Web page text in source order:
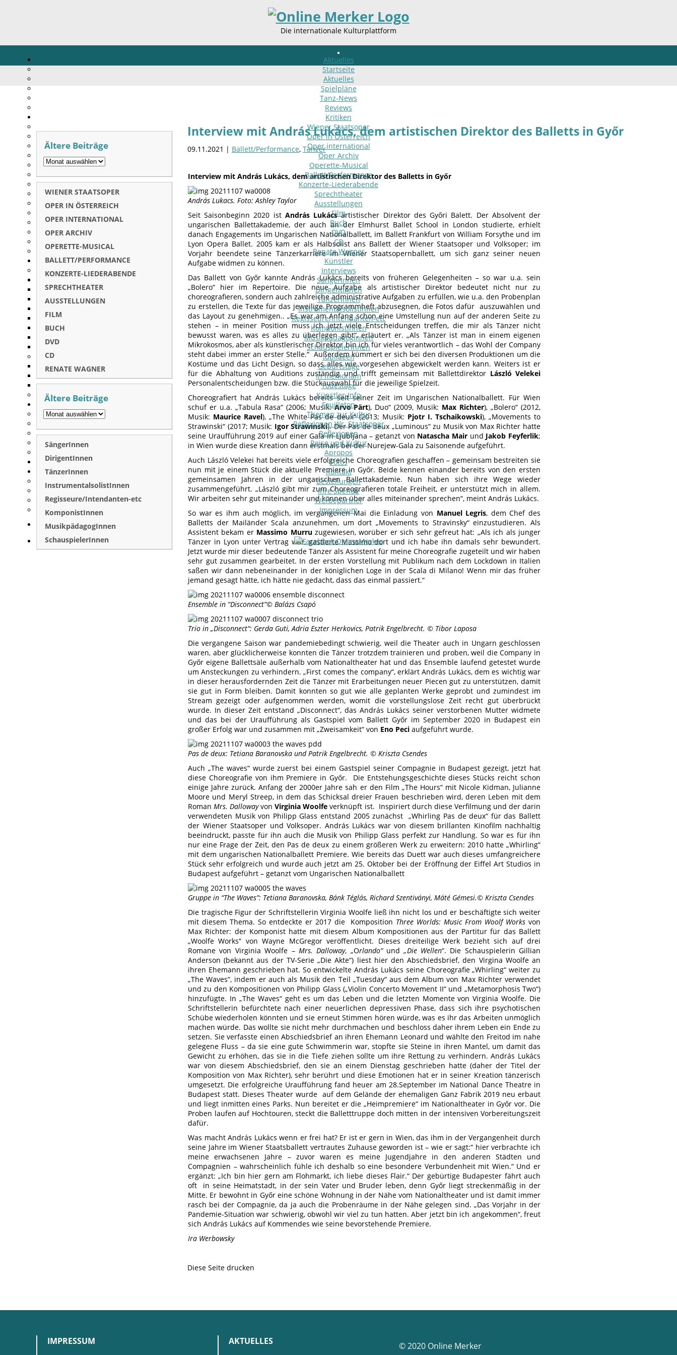
Die internationale Kulturplattform
Aktuelles
Startseite
Aktuelles
Spielpläne
Tanz-News
Reviews
Kritiken
Wiener Staatsoper
Oper in Österreich
Oper international
Oper Archiv
Operette-Musical
Ballett/Performance
Konzerte-Liederabende
Sprechtheater
Ausstellungen
Film
Buch
DVD
CD
Renate Wagner
Künstler
Interviews
SängerInnen
DirigentInnen
TänzerInnen
InstrumentalsolistInnen
Regisseure/Intendanten-etc
KomponistInnen
MusikpädagogInnen
SchauspielerInnen
Jubilaeen
Geburtstage
In memoriam
Todestage
Künstler-Info
Feuilleton
Themen zur Kultur
Reflexionen Wr. Staatsoper
Reflexionen
Reise und Kultur
Apropos
Fotos
Kontakt
Bestellungen
Ihre Spende
Werbepartner
Impressum
Interview mit András Lukács, dem artistischen Direktor des Balletts in Győr
09.11.2021 | Ballett/Performance, Tänzer
Interview mit András Lukács, dem artistischen Direktor des Balletts in Győr
András Lukacs. Foto: Ashley Taylor
Seit Saisonbeginn 2020 ist András Lukácsartistischer Direktor des Győri Balett. Der Absolvent der
ungarischen Ballettakademie, der auch an der Elmhurst Ballet School in London studierte, erhielt
danach Engagements im Ungarischen Nationalballett, im Ballett Frankfurt von William Forsythe und im
Lyon Opera Ballet. 2005 kam er als Halbsolist ans Ballett der Wiener Staatsoper und Volksoper; im
Vorjahr beendete seine Tänzerkarriere im Wiener Staatsopernballett, um sich ganz seiner neuen
Aufgabe widmen zu können.
Das Ballett von Győr kannte András Lukács bereits von früheren Gelegenheiten – so war u.a. sein
„Bolero“ hier im Repertoire. Die neue Aufgabe als artistischer Direktor bedeutet nicht nur zu
choreografieren, sondern auch zahlreiche administrative Aufgaben zu erfüllen, wie u.a. den Probenplan
zu erstellen, die Texte für das jeweilige Programmheft abzusegnen, die Fotos dafür auszuwählen und
das Layout zu genehmigen.. „Es war am Anfang schon eine Umstellung nun auf der anderen Seite zu
stehen – in meiner Position muss ich jetzt viele Entscheidungen treffen, die mir als Tänzer nicht
bewusst waren, was es alles zu überlegen gibt“, erläutert er. „Als Tänzer ist man in einem eigenen
Mikrokosmos, aber als künstlerischer Direktor bin ich für vieles verantwortlich – das Wohl der Company
steht dabei immer an erster Stelle.“ Außerdem kümmert er sich bei den diversen Produktionen um die
Kostüme und das Licht Design, so dass alles wie vorgesehen abgewickelt werden kann. Weiters ist er
für die Abhaltung von Auditions zuständig und trifft gemeinsam mit Ballettdirektor László Velekei
Personalentscheidungen bzw. die Stückauswahl für die jeweilige Spielzeit.
Choreografiert hat András Lukács bereits seit seiner Zeit im Ungarischen Nationalballett. Für Wien
schuf er u.a. „Tabula Rasa“ (2006; Musik:Arvo Pärt), Duo“ (2009, Musik: Max Richter), „Bolero“ (2012,
Musik: Maurice Ravel), „The White Pas de deux“ (2013; Musik: Pjotr I. Tschaikowski), „Movements to
Strawinski“ (2017; Musik: Igor Strawinski). Der Pas de deux „Luminous“ zu Musik von Max Richter hatte
seine Uraufführung 2019 auf einer Gala in Ljubljana – getanzt von Natascha Mair und Jakob Feyferlik;
in Wien wurde diese Kreation dann erstmals bei der Nurejew-Gala zu Saisonende aufgeführt.
Auch László Velekei hat bereits viele erfolgreiche Choreografien geschaffen – gemeinsam bestreiten sie
nun mit je einem Stück die aktuelle Premiere in Győr. Beide kennen einander bereits von den ersten
gemeinsamen Jahren in der ungarischen Ballettakademie. Nun haben sich ihre Wege wieder
zusammengeführt. „László gibt mir zum Choreografieren totale Freiheit, er unterstützt mich in allem.
Wir arbeiten sehr gut miteinander und können über alles miteinander sprechen“, meint András Lukács.
So war es ihm auch möglich, im vergangenen Mai die Einladung von Manuel Legris, dem Chef des
Balletts der Mailänder Scala anzunehmen, um dort „Movements to Stravinsky“ einzustudieren. Als
Assistent bekam er Massimo Murruzugewiesen, worüber er sich sehr gefreut hat: „Als ich als junger
Tänzer in Lyon unter Vertrag war, gastierte Massimo dort und ich habe ihn damals sehr bewundert.
Jetzt wurde mir dieser bedeutende Tänzer als Assistent für meine Choreografie zugeteilt und wir haben
sehr gut zusammen gearbeitet. In der ersten Vorstellung mit Publikum nach dem Lockdown in Italien
saßen wir dann nebeneinander in der königlichen Loge in der Scala di Milano! Wenn mir das früher
jemand gesagt hätte, ich hätte nie gedacht, dass das einmal passiert.“
Ensemble in “Disconnect”© Balázs Csapó
Trio in „Disconnect“: Gerda Guti, Adria Eszter Herkovics, Patrik Engelbrecht. © Tibor Laposa
Die vergangene Saison war pandemiebedingt schwierig, weil die Theater auch in Ungarn geschlossen
waren, aber glücklicherweise konnten die Tänzer trotzdem trainieren und proben, weil die Company in
Győr eigene Ballettsäle außerhalb vom Nationaltheater hat und das Ensemble laufend getestet wurde
um Ansteckungen zu verhindern. „First comes the company“, erklärt András Lukács, dem es wichtig war
in dieser herausfordernden Zeit die Tänzer mit Erarbeitungen neuer Piecen gut zu unterstützen, damit
sie gut in Form bleiben. Damit konnten so gut wie alle geplanten Werke geprobt und zumindest im
Stream gezeigt oder aufgenommen werden, womit die vorstellungslose Zeit recht gut überbrückt
wurde. In dieser Zeit entstand „Disconnect“, das András Lukács seiner verstorbenen Mutter widmete
und das bei der Uraufführung als Gastspiel vom Ballett Győr im September 2020 in Budapest ein
großer Erfolg war und zusammen mit „Zweisamkeit“ von Eno Peci aufgeführt wurde.
Pas de deux: Tetiana Baranovska und Patrik Engelbrecht. © Kriszta Csendes
Auch „The waves“ wurde zuerst bei einem Gastspiel seiner Compagnie in Budapest gezeigt, jetzt hat
diese Choreografie von ihm Premiere in Győr. Die Entstehungsgeschichte dieses Stücks reicht schon
einige Jahre zurück. Anfang der 2000er Jahre sah er den Film „The Hours“ mit Nicole Kidman, Julianne
Moore und Meryl Streep, in dem das Schicksal dreier Frauen beschrieben wird, deren Leben mit dem
RomanMrs. DallowayvonVirginia Woolfe verknüpft ist. Inspiriert durch diese Verfilmung und der darin
verwendeten Musik von Philipp Glass entstand 2005 zunächst „Whirling Pas de deux“ für das Ballett
der Wiener Staatsoper und Volksoper. András Lukács war von diesem brillanten Kinofilm nachhaltig
beeindruckt, passte für ihn auch die Musik von Philipp Glass perfekt zur Handlung. So war es für ihn
nur eine Frage der Zeit, den Pas de deux zu einem größeren Werk zu erweitern: 2010 hatte „Whirling“
mit dem ungarischen Nationalballett Premiere. Wie bereits das Duett war auch dieses umfangreichere
Stück sehr erfolgreich und wurde auch jetzt am 25. Oktober bei der Eröffnung der Eiffel Art Studios in
Budapest aufgeführt – getanzt vom Ungarischen Nationalballett
Gruppe in “The Waves”: Tetiana Baranovska, Bánk Téglás, Richard Szentiványi, Máté Gémesi.© Kriszta Csendes
Die tragische Figur der Schriftstellerin Virginia Woolfe ließ ihn nicht los und er beschäftigte sich weiter
mit diesem Thema. So entdeckte er 2017 die Komposition Three Worlds: Music From Woolf Works von
Max Richter: der Komponist hatte mit diesem Album Kompositionen aus der Partitur für das Ballett
„Woolfe Works“ von Wayne McGregor veröffentlicht. Dieses dreiteilige Werk bezieht sich auf drei
Romane von Virginia Woolfe – Mrs. Dalloway, „Orlando“und „Die Wellen“. Die Schauspielerin Gillian
Anderson (bekannt aus der TV-Serie „Die Akte“) liest hier den Abschiedsbrief, den Virgina Woolfe an
ihren Ehemann geschrieben hat. So entwickelte András Lukács seine Choreografie „Whirling“ weiter zu
„The Waves“, indem er auch als Musik den Teil „Tuesday“ aus dem Album von Max Richter verwendet
und zu den Kompositionen von Philipp Glass („Violin Concerto Movement II“ und „Metamorphosis Two“)
hinzufügte. In „The Waves“ geht es um das Leben und die letzten Momente von Virginia Woolfe. Die
Schriftstellerin befürchtete nach einer neuerlichen depressiven Phase, dass sich ihre psychotischen
Schübe wiederholen könnten und sie erneut Stimmen hören würde, was es ihr das Arbeiten unmöglich
machen würde. Das wollte sie nicht mehr durchmachen und beschloss daher ihrem Leben ein Ende zu
setzen. Sie verfasste einen Abschiedsbrief an ihren Ehemann Leonard und wählte den Freitod im nahe
gelegene Fluss – da sie eine gute Schwimmerin war, stopfte sie Steine in ihren Mantel, um damit das
Gewicht zu erhöhen, das sie in die Tiefe ziehen sollte um ihre Rettung zu verhindern. András Lukács
war von diesem Abschiedsbrief, den sie an einem Dienstag geschrieben hatte (daher der Titel der
Komposition von Max Richter), sehr berührt und diese Emotionen hat er in seiner Kreation tänzerisch
umgesetzt. Die erfolgreiche Uraufführung fand heuer am 28.September im National Dance Theatre in
Budapest statt. Dieses Theater wurde auf dem Gelände der ehemaligen Ganz Fabrik 2019 neu erbaut
und liegt inmitten eines Parks. Nun bereitet er die „Heimpremiere“ im Nationaltheater in Győr vor. Die
Proben laufen auf Hochtouren, steckt die Balletttruppe doch mitten in der intensiven Vorbereitungszeit
dafür.
Was macht András Lukács wenn er frei hat? Er ist er gern in Wien, das ihm in der Vergangenheit durch
seine Jahre im Wiener Staatsballett vertrautes Zuhause geworden ist – wie er sagt:“ hier verbrachte ich
meine erwachsenen Jahre – zuvor waren es meine Jugendjahre in den anderen Städten und
Compagnien – wahrscheinlich fühle ich deshalb so eine besondere Verbundenheit mit Wien.“ Und er
ergänzt: „Ich bin hier gern am Flohmarkt, ich liebe dieses Flair.“ Der gebürtige Budapester fährt auch
oft in seine Heimatstadt, in der sein Vater und Bruder leben, denn Győr liegt streckenmäßig in der
Mitte. Er bewohnt in Győr eine schöne Wohnung in der Nähe vom Nationaltheater und ist damit immer
rasch bei der Compagnie, da ja auch die Probenräume in der Nähe gelegen sind. „Das Vorjahr in der
Pandemie-Situation war schwierig, obwohl wir viel zu tun hatten. Aber jetzt bin ich angekommen“, freut
sich András Lukács auf Kommendes wie seine bevorstehende Premiere.
Ira Werbowsky
Diese Seite drucken
Ältere Beiträge
WIENER STAATSOPER
OPER IN ÖSTERREICH
OPER INTERNATIONAL
OPER ARCHIV
OPERETTE-MUSICAL
BALLETT/PERFORMANCE
KONZERTE-LIEDERABENDE
SPRECHTHEATER
AUSSTELLUNGEN
FILM
BUCH
DVD
CD
RENATE WAGNER
Ältere Beiträge
SängerInnen
DirigentInnen
TänzerInnen
InstrumentalsolistInnen
Regisseure/Intendanten-etc
KomponistInnen
MusikpädagogInnen
SchauspielerInnen
IMPRESSUM AKTUELLES © 2020 Online Merker